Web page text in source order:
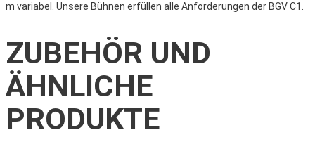
m variabel. Unsere Bühnen erfüllen alle Anforderungen der BGV C1.
ZUBEHÖR UND
ÄHNLICHE
PRODUKTE